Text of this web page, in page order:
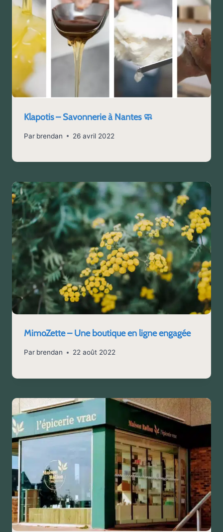
Klapotis – Savonnerie à Nantes 🧼
Par brendan 26 avril 2022
MimoZette – Une boutique en ligne engagée
Par brendan 22 août 2022